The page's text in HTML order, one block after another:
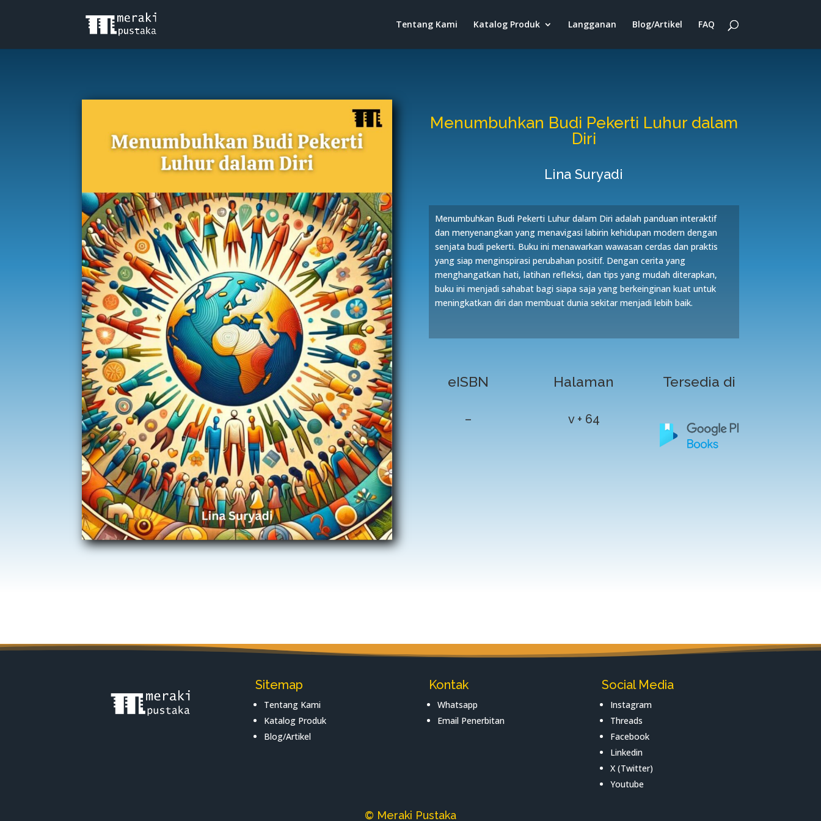
Tentang Kami Katalog Produk Langganan Blog/Artikel FAQ
Menumbuhkan Budi Pekerti Luhur dalam
Diri
Lina Suryadi
Menumbuhkan Budi Pekerti Luhur dalam Diri adalah panduan interaktif
dan menyenangkan yang menavigasi labirin kehidupan modern dengan
senjata budi pekerti. Buku ini menawarkan wawasan cerdas dan praktis
yang siap menginspirasi perubahan positif. Dengan cerita yang
menghangatkan hati, latihan refleksi, dan tips yang mudah diterapkan,
buku ini menjadi sahabat bagi siapa saja yang berkeinginan kuat untuk
meningkatkan diri dan membuat dunia sekitar menjadi lebih baik.
eISBN
–
Halaman
v + 64
Tersedia di
Sitemap
Tentang Kami
Katalog Produk
Blog/Artikel
Kontak
Whatsapp
Email Penerbitan
Social Media
Instagram
Threads
Facebook
Linkedin
X (Twitter)
Youtube
© Meraki Pustaka